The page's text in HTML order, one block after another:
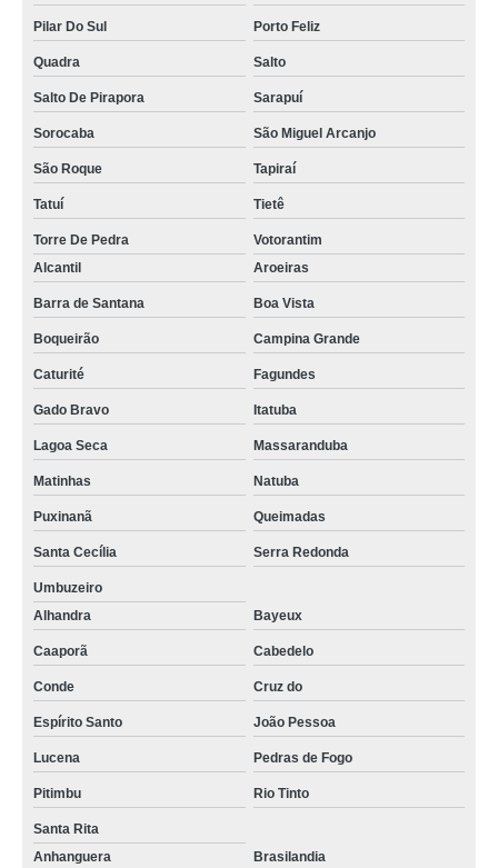
Pilar Do Sul Porto Feliz
Quadra Salto
Salto De Pirapora Sarapuí
Sorocaba São Miguel Arcanjo
São Roque Tapiraí
Tatuí Tietê
Torre De Pedra
Votorantim
Alcantil
Aroeiras
Barra de Santana Boa Vista
Boqueirão Campina Grande
Caturité Fagundes
Gado Bravo Itatuba
Lagoa Seca Massaranduba
Matinhas Natuba
Puxinanã Queimadas
Santa Cecília Serra Redonda
Umbuzeiro
Alhandra
Bayeux
Caaporã Cabedelo
Conde Cruz do
Espírito Santo João Pessoa
Lucena Pedras de Fogo
Pitimbu Rio Tinto
Santa Rita
Anhanguera
Brasilandia